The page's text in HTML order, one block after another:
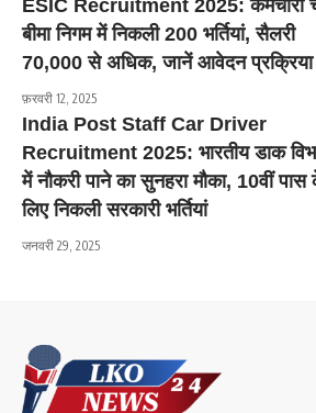
ESIC Recruitment 2025: कर्मचारी
बीमा निगम में निकली 200 भर्तियां, सैलरी
70,000 से अधिक, जानें आवेदन प्रक्रिया
फ़रवरी 12, 2025
India Post Staff Car Driver
Recruitment 2025: भारतीय डाक
में नौकरी पाने का सुनहरा मौका, 10वीं पास
लिए निकली सरकारी भर्तियां
जनवरी 29, 2025